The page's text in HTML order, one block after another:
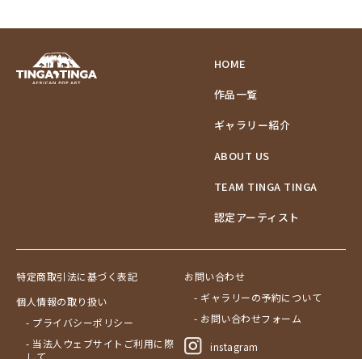
HOME
作品一覧
ギャラリー紹介
ABOUT US
TEAM TINGA TINGA
認定アーティスト
特定商取引法に基づく表記
個人情報の取り扱い
- プライバシーポリシー
- 当法人ウェブサイトご利用に際
して
お問い合わせ
- ギャラリーの予約について
- お問い合わせフォーム
instagram